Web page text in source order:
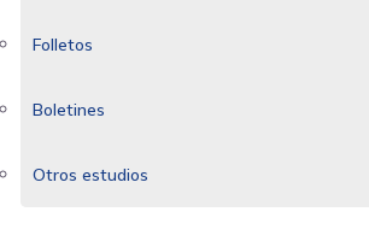
Folletos
Boletines
Otros estudios